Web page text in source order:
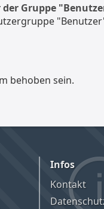
der Gruppe
behoben sein.
Infos
Kontakt